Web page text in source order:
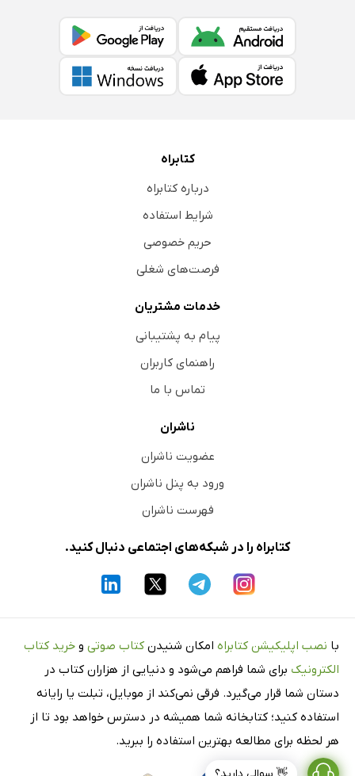
کتابراه
درباره کتابراه
شرایط استفاده
حریم خصوصی
فرصت‌های شغلی
خدمات مشتریان
پیام به پشتیبانی
راهنمای کاربران
تماس با ما
ناشران
عضویت ناشران
ورود به پنل ناشران
فهرست ناشران
کتابراه را در شبکه‌های اجتماعی دنبال کنید.
با نصب اپلیکیشن کتابراه امکان شنیدن کتاب صوتی و خرید کتاب
الکترونیک برای شما فراهم می‌شود و دنیایی از هزاران کتاب در
دستان شما قرار می‌گیرد. فرقی نمی‌کند از موبایل، تبلت یا رایانه
استفاده کنید؛ کتابخانه شما همیشه در دسترس خواهد بود تا از
هر لحظه برای مطالعه بهترین استفاده را ببرید.